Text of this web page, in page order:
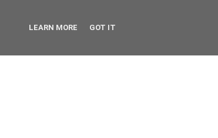
Προϊόντων και Δημιουργιών
LEARN MORE GOT IT